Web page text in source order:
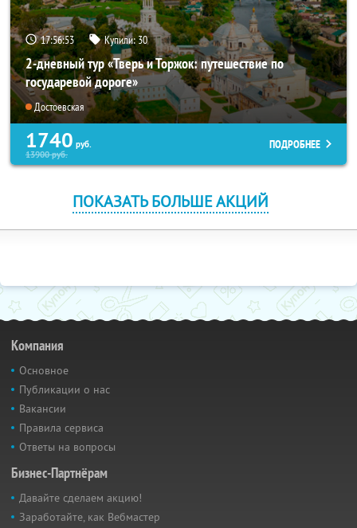
17:56:52 Купили:30
2-дневный тур «Тверь и Торжок: путешествие по
государевой дороге»
Достоевская
1740 руб.
13900руб.
ПОДРОБНЕЕ
ПОКАЗАТЬ БОЛЬШЕ АКЦИЙ
Компания
Основное
Публикации о нас
Вакансии
Правила сервиса
Ответы на вопросы
Бизнес-Партнёрам
Давайте сделаем акцию!
Заработайте, как Вебмастер